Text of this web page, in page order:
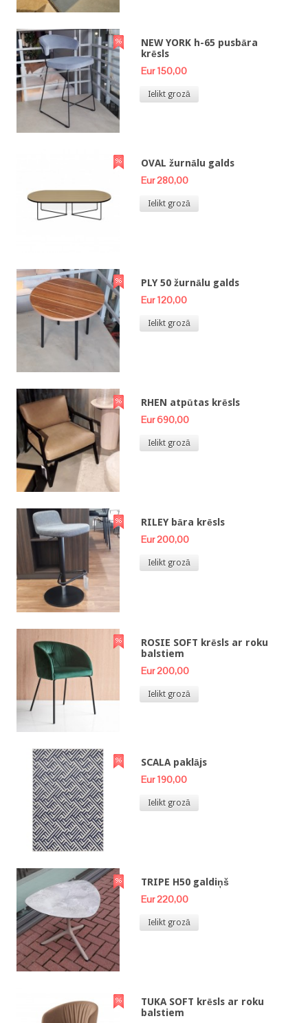
NEW YORK h-65 pusbāra
krēsls
Eur 150,00
Ielikt grozā
OVAL žurnālu galds
Eur 280,00
Ielikt grozā
PLY 50 žurnālu galds
Eur 120,00
Ielikt grozā
RHEN atpūtas krēsls
Eur 690,00
Ielikt grozā
RILEY bāra krēsls
Eur 200,00
Ielikt grozā
ROSIE SOFT krēsls ar roku
balstiem
Eur 200,00
Ielikt grozā
SCALA paklājs
Eur 190,00
Ielikt grozā
TRIPE H50 galdiņš
Eur 220,00
Ielikt grozā
TUKA SOFT krēsls ar roku
balstiem